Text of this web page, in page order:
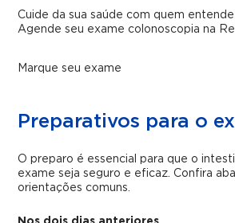
Cuide da sua saúde com quem
Agende seu exame colonoscopia na
Marque seu exame
Preparativos para o
O preparo é essencial para que o
exame seja seguro e eficaz. Confira
orientações comuns.